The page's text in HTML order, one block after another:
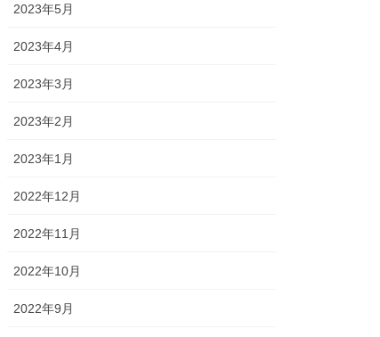
2023年5月
2023年4月
2023年3月
2023年2月
2023年1月
2022年12月
2022年11月
2022年10月
2022年9月